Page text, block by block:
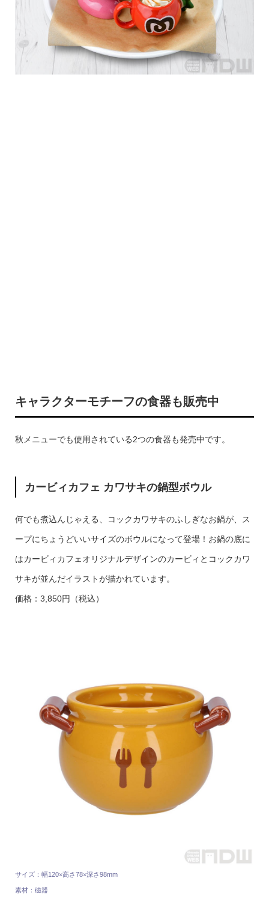
キャラクターモチーフの食器も販売中
秋メニューでも使用されている2つの食器も発売中です。
カービィカフェ カワサキの鍋型ボウル
何でも煮込んじゃえる、コックカワサキのふしぎなお鍋が、ス
ープにちょうどいいサイズのボウルになって登場！お鍋の底に
はカービィカフェオリジナルデザインのカービィとコックカワ
サキが並んだイラストが描かれています。
価格：3,850円（税込）
サイズ：幅120×高さ78×深さ98mm
素材：磁器